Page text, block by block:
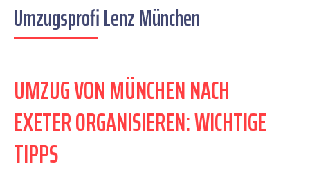
Umzugsprofi Lenz München
UMZUG VON MÜNCHEN NACH
EXETER ORGANISIEREN: WICHTIGE
TIPPS